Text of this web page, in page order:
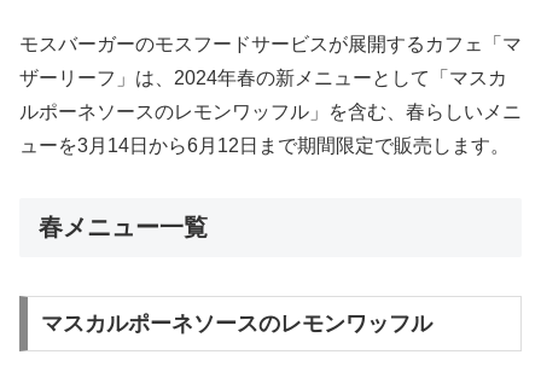
モスバーガーのモスフードサービスが展開するカフェ「マ
ザーリーフ」は、2024年春の新メニューとして「マスカ
ルポーネソースのレモンワッフル」を含む、春らしいメニ
ューを3月14日から6月12日まで期間限定で販売します。
春メニュー一覧
マスカルポーネソースのレモンワッフル